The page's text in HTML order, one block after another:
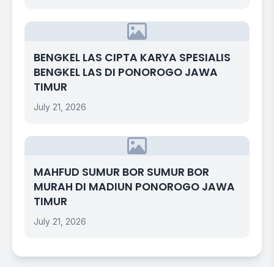
BENGKEL LAS CIPTA KARYA SPESIALIS
BENGKEL LAS DI PONOROGO JAWA
TIMUR
July 21, 2026
MAHFUD SUMUR BOR SUMUR BOR
MURAH DI MADIUN PONOROGO JAWA
TIMUR
July 21, 2026